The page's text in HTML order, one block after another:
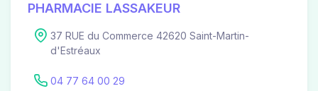
PHARMACIE LASSAKEUR
37 RUE du Commerce 42620 Saint-Martin-
d'Estréaux
04 77 64 00 29